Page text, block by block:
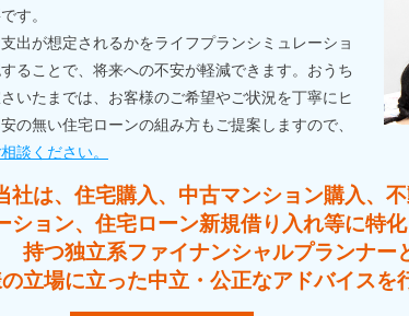
す。
出が想定されるかをライフプランシミュレーショ
ることで、将来への不安が軽減できます。おうち
いたまでは、お客様のご希望やご状況を丁寧にヒ
の無い住宅ローンの組み方もご提案しますので、
談ください。
社は、住宅購入、中古マンション購入、不
ション、住宅ローン新規借り入れ等に特
持つ独立系ファイナンシャルプランナー
立場に立った中立・公正なアドバイスを